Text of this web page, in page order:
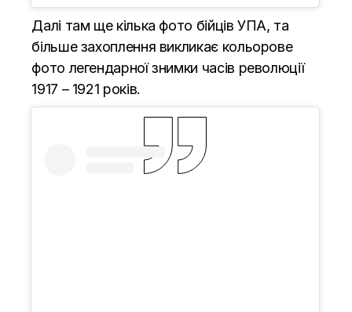
Далі там ще кілька фото бійців УПА, та
більше захоплення викликає кольорове
фото легендарної знимки часів революції
1917 – 1921 років.